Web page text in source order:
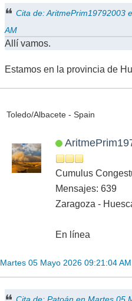
Cita de: AritmePrim19792003
AM
Allí vamos.
Estamos en la provincia de
Toledo/Albacete - Spain
Cumulus
Mensajes: 639
Zaragoza -
En línea
Martes 05 Mayo 2026 09:21:04 AM
Cita de: Patoán en Martes 05